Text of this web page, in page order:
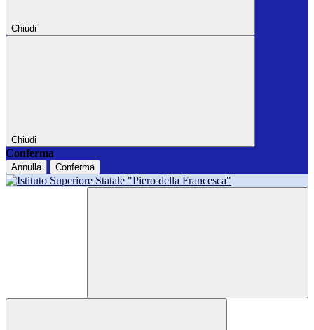
Chiudi
Chiudi
Conferma
Annulla Conferma